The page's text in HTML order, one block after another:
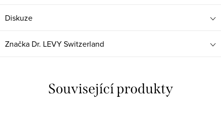
Diskuze
Značka Dr. LEVY Switzerland
Související produkty